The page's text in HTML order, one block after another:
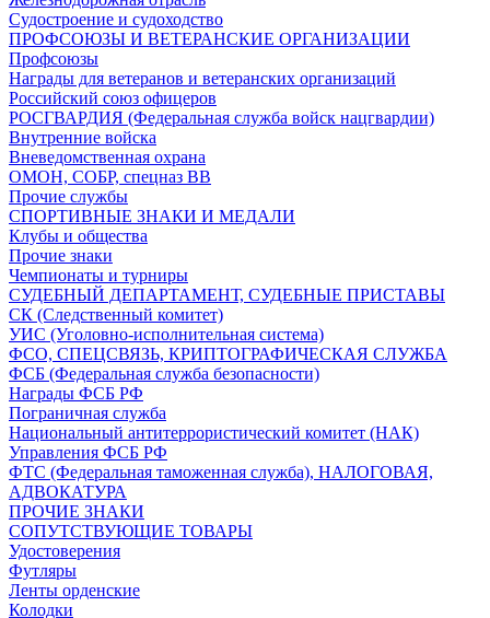
Судостроение и судоходство
ПРОФСОЮЗЫ И ВЕТЕРАНСКИЕ ОРГАНИЗАЦИИ
Профсоюзы
Награды для ветеранов и ветеранских организаций
Российский союз офицеров
РОСГВАРДИЯ (Федеральная служба войск нацгвардии)
Внутренние войска
Вневедомственная охрана
ОМОН, СОБР, спецназ ВВ
Прочие службы
СПОРТИВНЫЕ ЗНАКИ И МЕДАЛИ
Клубы и общества
Прочие знаки
Чемпионаты и турниры
СУДЕБНЫЙ ДЕПАРТАМЕНТ, СУДЕБНЫЕ ПРИСТАВЫ
СК (Следственный комитет)
УИС (Уголовно-исполнительная система)
ФСО, СПЕЦСВЯЗЬ, КРИПТОГРАФИЧЕСКАЯ СЛУЖБА
ФСБ (Федеральная служба безопасности)
Награды ФСБ РФ
Пограничная служба
Национальный антитеррористический комитет (НАК)
Управления ФСБ РФ
ФТС (Федеральная таможенная служба), НАЛОГОВАЯ,
АДВОКАТУРА
ПРОЧИЕ ЗНАКИ
СОПУТСТВУЮЩИЕ ТОВАРЫ
Удостоверения
Футляры
Ленты орденские
Колодки